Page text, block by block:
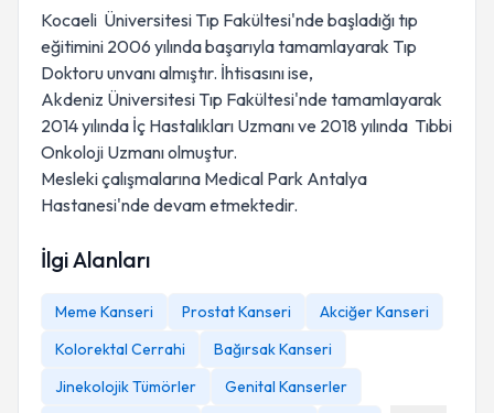
Kocaeli Üniversitesi Tıp Fakültesi'nde başladığı tıp
eğitimini 2006 yılında başarıyla tamamlayarak Tıp
Doktoru unvanı almıştır. İhtisasını ise,
Akdeniz Üniversitesi Tıp Fakültesi'nde tamamlayarak
2014 yılında İç Hastalıkları Uzmanı ve 2018 yılında Tıbbi
Onkoloji Uzmanı olmuştur.
Mesleki çalışmalarına Medical Park Antalya
Hastanesi'nde devam etmektedir.
İlgi Alanları
Meme Kanseri Prostat Kanseri
Akciğer Kanseri
Kolorektal Cerrahi
Bağırsak Kanseri
Jinekolojik Tümörler
Genital Kanserler